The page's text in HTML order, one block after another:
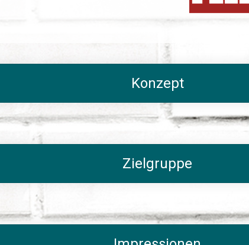
Konzept
Zielgruppe